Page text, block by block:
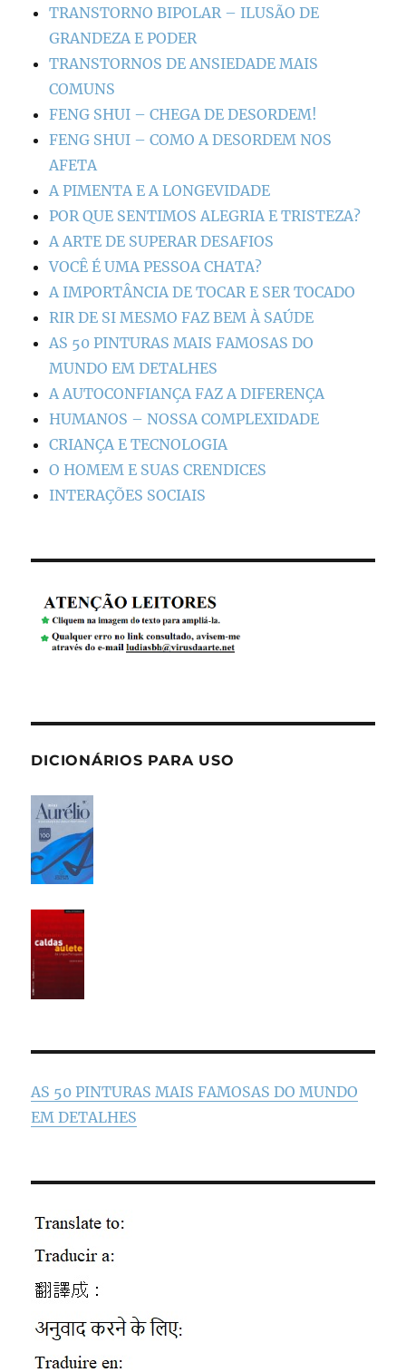
TRANSTORNO BIPOLAR – ILUSÃO DE
GRANDEZA E PODER
TRANSTORNOS DE ANSIEDADE MAIS
COMUNS
FENG SHUI – CHEGA DE DESORDEM!
FENG SHUI – COMO A DESORDEM NOS
AFETA
A PIMENTA E A LONGEVIDADE
POR QUE SENTIMOS ALEGRIA E TRISTEZA?
A ARTE DE SUPERAR DESAFIOS
VOCÊ É UMA PESSOA CHATA?
A IMPORTÂNCIA DE TOCAR E SER TOCADO
RIR DE SI MESMO FAZ BEM À SAÚDE
AS 50 PINTURAS MAIS FAMOSAS DO
MUNDO EM DETALHES
A AUTOCONFIANÇA FAZ A DIFERENÇA
HUMANOS – NOSSA COMPLEXIDADE
CRIANÇA E TECNOLOGIA
O HOMEM E SUAS CRENDICES
INTERAÇÕES SOCIAIS
DICIONÁRIOS PARA USO
AS 50 PINTURAS MAIS FAMOSAS DO MUNDO
EM DETALHES